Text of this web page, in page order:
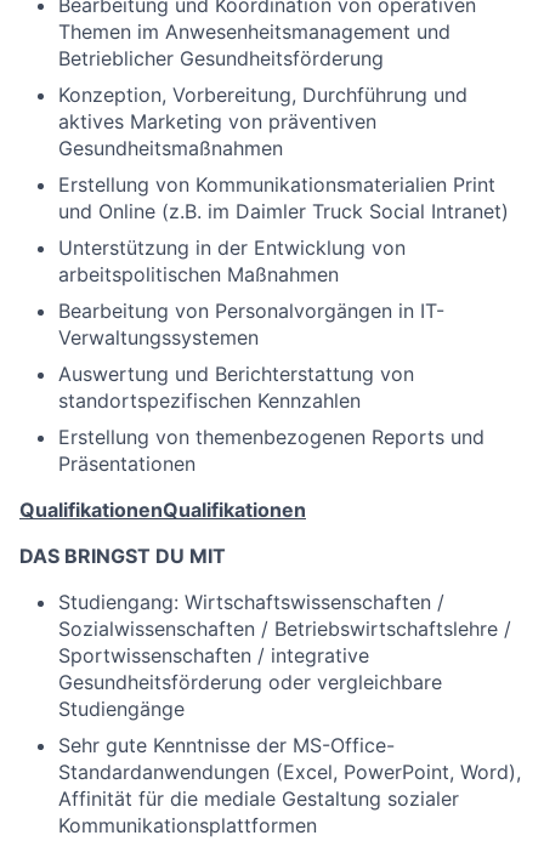
Bearbeitung und Koordination von operativen
Themen im Anwesenheitsmanagement und
Betrieblicher Gesundheitsförderung
Konzeption, Vorbereitung, Durchführung und
aktives Marketing von präventiven
Gesundheitsmaßnahmen
Erstellung von Kommunikationsmaterialien Print
und Online (z.B. im Daimler Truck Social Intranet)
Unterstützung in der Entwicklung von
arbeitspolitischen Maßnahmen
Bearbeitung von Personalvorgängen in IT-
Verwaltungssystemen
Auswertung und Berichterstattung von
standortspezifischen Kennzahlen
Erstellung von themenbezogenen Reports und
Präsentationen
QualifikationenQualifikationen
DAS BRINGST DU MIT
Studiengang: Wirtschaftswissenschaften /
Sozialwissenschaften / Betriebswirtschaftslehre /
Sportwissenschaften / integrative
Gesundheitsförderung oder vergleichbare
Studiengänge
Sehr gute Kenntnisse der MS-Office-
Standardanwendungen (Excel, PowerPoint, Word),
Affinität für die mediale Gestaltung sozialer
Kommunikationsplattformen